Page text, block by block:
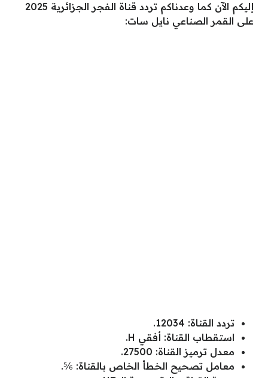
إليكم الآن كما وعدناكم تردد قناة الفجر الجزائرية 2025
على القمر الصناعي نايل سات:
تردد القناة: 12034.
استقطاب القناة: أفقي H.
معدل ترميز القناة: 27500.
معامل تصحيح الخطأ الخاص بالقناة: ⅚.